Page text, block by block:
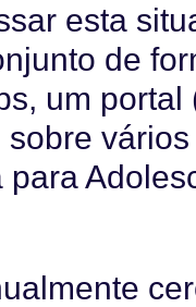
esta
de
um portal